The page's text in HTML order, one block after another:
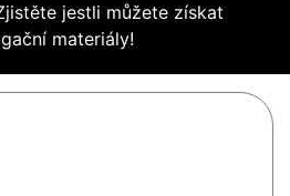
jestli můžete získat
materiály!